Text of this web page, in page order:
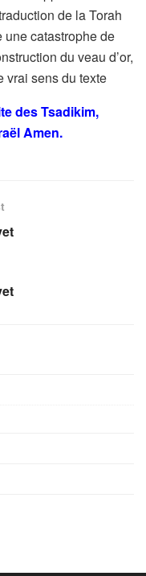
de la Torah
une catastrophe de
du veau d’or,
vrai sens du texte
des Tsadikim,
Amen.